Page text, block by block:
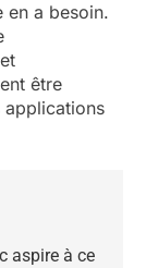
en a besoin.
être
applications
aspire à ce